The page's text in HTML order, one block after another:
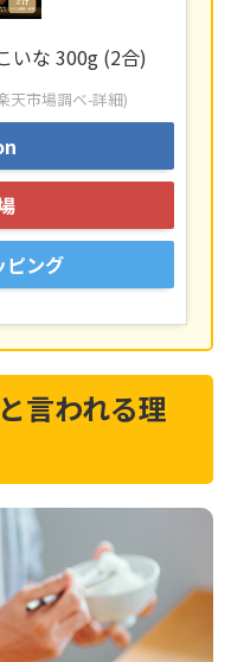
いな 300g (2合)
天市場調べ-詳細)
ング
言われる理